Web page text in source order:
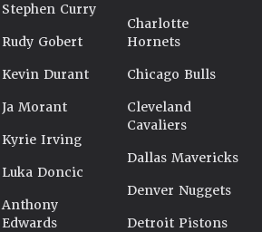
Stephen Curry
Rudy Gobert
Kevin Durant
Ja Morant
Kyrie Irving
Luka Doncic
Anthony
Edwards
Charlotte
Hornets
Chicago Bulls
Cleveland
Cavaliers
Dallas Mavericks
Denver Nuggets
Detroit Pistons